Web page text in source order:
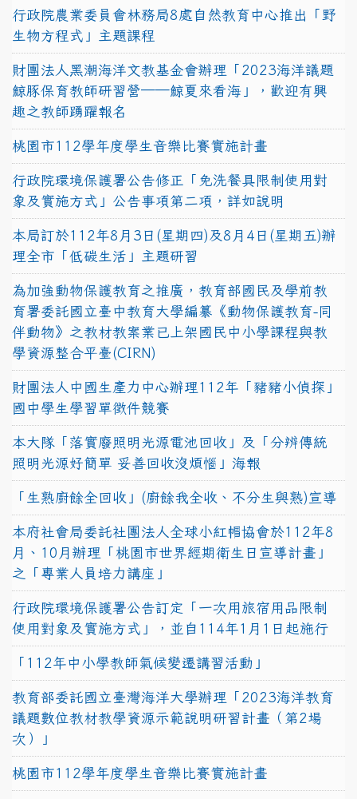
行政院農業委員會林務局8處自然教育中心推出「野
生物方程式」主題課程
財團法人黑潮海洋文教基金會辦理「2023海洋議題
鯨豚保育教師研習營──鯨夏來看海」，歡迎有興
趣之教師踴躍報名
桃園市112學年度學生音樂比賽實施計畫
行政院環境保護署公告修正「免洗餐具限制使用對
象及實施方式」公告事項第二項，詳如說明
本局訂於112年8月3日(星期四)及8月4日(星期五)辦
理全市「低碳生活」主題研習
為加強動物保護教育之推廣，教育部國民及學前教
育署委託國立臺中教育大學編纂《動物保護教育-同
伴動物》之教材教案業已上架國民中小學課程與教
學資源整合平臺(CIRN)
財團法人中國生產力中心辦理112年「豬豬小偵探」
國中學生學習單徵件競賽
本大隊「落實廢照明光源電池回收」及「分辨傳統
照明光源好簡單 妥善回收沒煩惱」海報
「生熟廚餘全回收」(廚餘我全收、不分生與熟)宣導
本府社會局委託社團法人全球小紅帽協會於112年8
月、10月辦理「桃園市世界經期衛生日宣導計畫」
之「專業人員培力講座」
行政院環境保護署公告訂定「一次用旅宿用品限制
使用對象及實施方式」，並自114年1月1日起施行
「112年中小學教師氣候變遷講習活動」
教育部委託國立臺灣海洋大學辦理「2023海洋教育
議題數位教材教學資源示範說明研習計畫（第2場
次）」
桃園市112學年度學生音樂比賽實施計畫